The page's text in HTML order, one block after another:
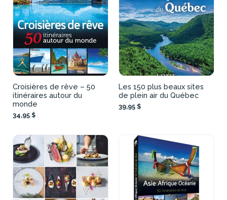
Croisières de rêve – 50
itinéraires autour du
monde
34,95 $
Les 150 plus beaux sites
de plein air du Québec
39,95 $